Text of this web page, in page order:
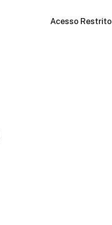
Acesso Restrito